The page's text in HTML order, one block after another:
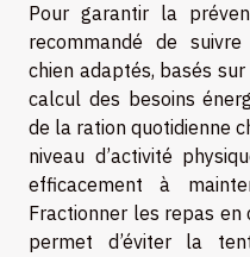
Pour garantir la
recommandé de
chien adaptés, basés
calcul des besoins
de la ration quotidienne
niveau d’activité
efficacement à
Fractionner les repas
permet d’éviter la